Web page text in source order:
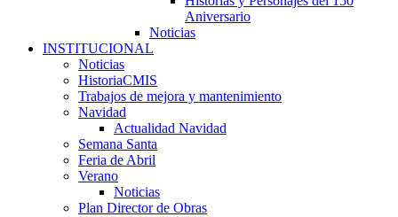
Aniversario
Noticias
INSTITUCIONAL
Noticias
HistoriaCMIS
Trabajos de mejora y mantenimiento
Navidad
Actualidad Navidad
Semana Santa
Feria de Abril
Verano
Noticias
Plan Director de Obras